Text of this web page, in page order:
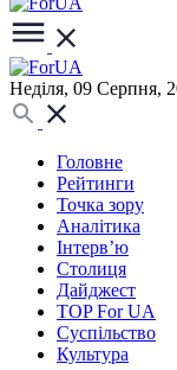
Неділя, 09 Серпня,
Головне
Рейтинги
Точка зору
Аналітика
Інтерв’ю
Столиця
Дайджест
TOP For UA
Суспiльство
Культура